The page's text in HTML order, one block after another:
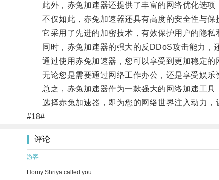
此外，赤兔加速器还提供了丰富的网络优化选项
不仅如此，赤兔加速器还具有高度的安全性与保
它采用了先进的加密技术，有效保护用户的隐私
同时，赤兔加速器的强大的反DDoS攻击能力，还
通过使用赤兔加速器，您可以享受到更加稳定的
无论您是需要通过网络工作办公，还是享受娱乐
总之，赤兔加速器作为一款强大的网络加速工具
选择赤兔加速器，即为您的网络世界注入动力，
#18#
评论
游客
Horny Shriya called you